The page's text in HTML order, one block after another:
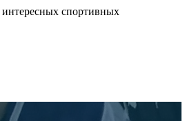
спортивных